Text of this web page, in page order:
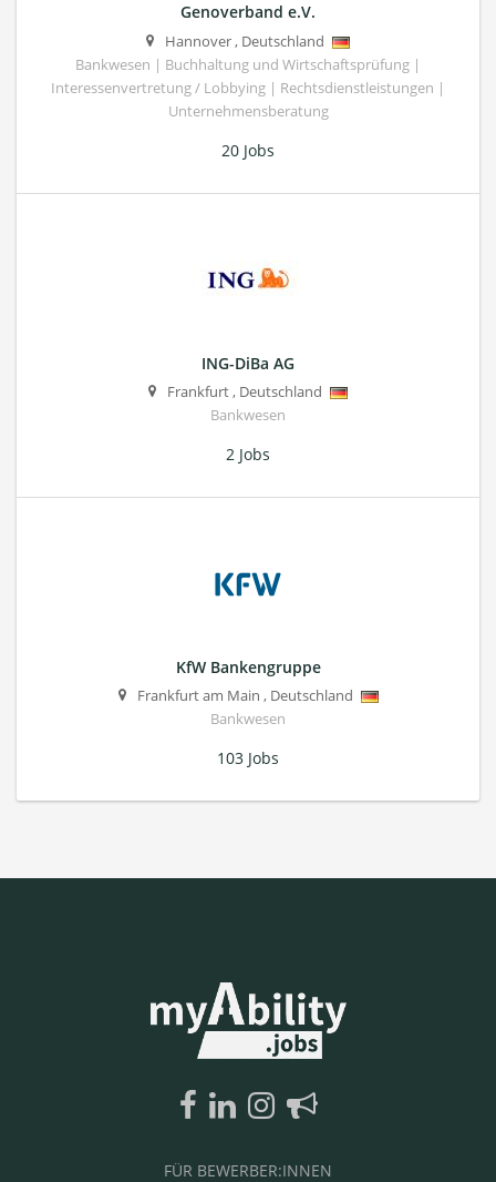
Genoverband e.V.
Hannover, Deutschland
Bankwesen | Buchhaltung und Wirtschaftsprüfung |
Interessenvertretung / Lobbying | Rechtsdienstleistungen |
Unternehmensberatung
20 Jobs
ING-DiBa AG
Frankfurt, Deutschland
Bankwesen
2 Jobs
KfW Bankengruppe
Frankfurt am Main , Deutschland
Bankwesen
103 Jobs
FÜR BEWERBER:INNEN